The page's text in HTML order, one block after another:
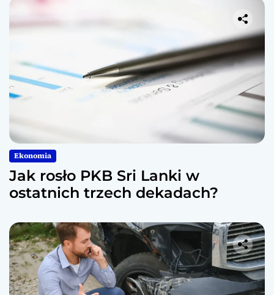
Ekonomia
Jak rosło PKB Sri Lanki w
ostatnich trzech dekadach?